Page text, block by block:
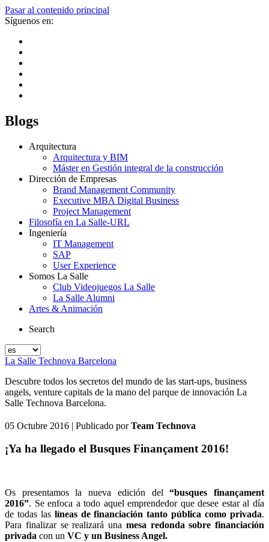
Pasar al contenido principal
Síguenos en:
Blogs
Arquitectura
Arquitectura y BIM
Máster en Gestión integral de la construcción
Dirección de Empresas
Brand Management Community
Executive MBA Digital Business
Project Management
Filosofía en La Salle-URL
Ingeniería
IT Management
SAP
User Experience
Somos La Salle
Club Videojuegos La Salle
La Salle Alumni
Artes & Animación
Search
La Salle Technova Barcelona
Descubre todos los secretos del mundo de las start-ups, business
angels, venture capitals de la mano del parque de innovación La
Salle Technova Barcelona.
05 Octubre 2016 | Publicado porTeam Technova
¡Ya ha llegado el Busques Finançament 2016!
Os presentamos la nueva edición del“busques finançament
2016”. Se enfoca a todo aquel emprendedor que desee estar al día
de todas las líneas de financiación tanto pública como privada.
Para finalizar se realizará una mesa redonda sobre financiación
privada con un VC y un Business Angel.